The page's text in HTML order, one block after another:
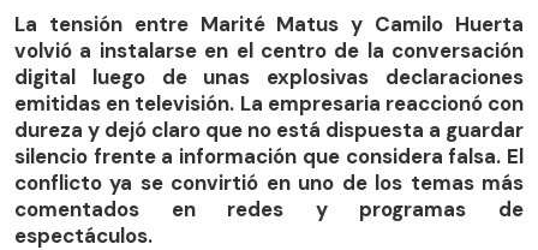
La tensión entre Marité Matus y Camilo Huerta
volvió a instalarse en el centro de la conversación
digital luego de unas explosivas declaraciones
emitidas en televisión. La empresaria reaccionó con
dureza y dejó claro que no está dispuesta a guardar
silencio frente a información que considera falsa. El
conflicto ya se convirtió en uno de los temas más
comentados en redes y programas de
espectáculos.